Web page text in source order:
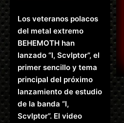
Los veteranos polacos
del metal extremo
BEHEMOTH han
lanzado “I, Scvlptor”, el
primer sencillo y tema
principal del próximo
lanzamiento de estudio
de la banda “I,
Scvlptor”. El video